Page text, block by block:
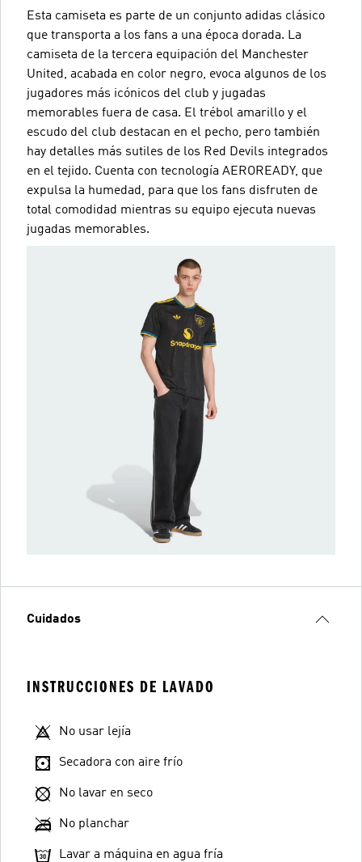
Esta camiseta es parte de un conjunto adidas clásico
que transporta a los fans a una época dorada. La
camiseta de la tercera equipación del Manchester
United, acabada en color negro, evoca algunos de los
jugadores más icónicos del club y jugadas
memorables fuera de casa. El trébol amarillo y el
escudo del club destacan en el pecho, pero también
hay detalles más sutiles de los Red Devils integrados
en el tejido. Cuenta con tecnología AEROREADY, que
expulsa la humedad, para que los fans disfruten de
total comodidad mientras su equipo ejecuta nuevas
jugadas memorables.
Cuidados
INSTRUCCIONES DE LAVADO
No usar lejía
Secadora con aire frío
No lavar en seco
No planchar
Lavar a máquina en agua fría